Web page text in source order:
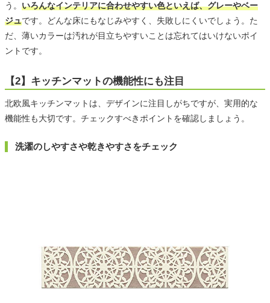
う。 いろんなインテリアに合わせやすい色といえば、グレーやベー
ジュです。どんな床にもなじみやすく、失敗しにくいでしょう。た
だ、薄いカラーは汚れが目立ちやすいことは忘れてはいけないポイ
ントです。
【2】キッチンマットの機能性にも注目
北欧風キッチンマットは、デザインに注目しがちですが、実用的な
機能性も大切です。チェックすべきポイントを確認しましょう。
洗濯のしやすさや乾きやすさをチェック